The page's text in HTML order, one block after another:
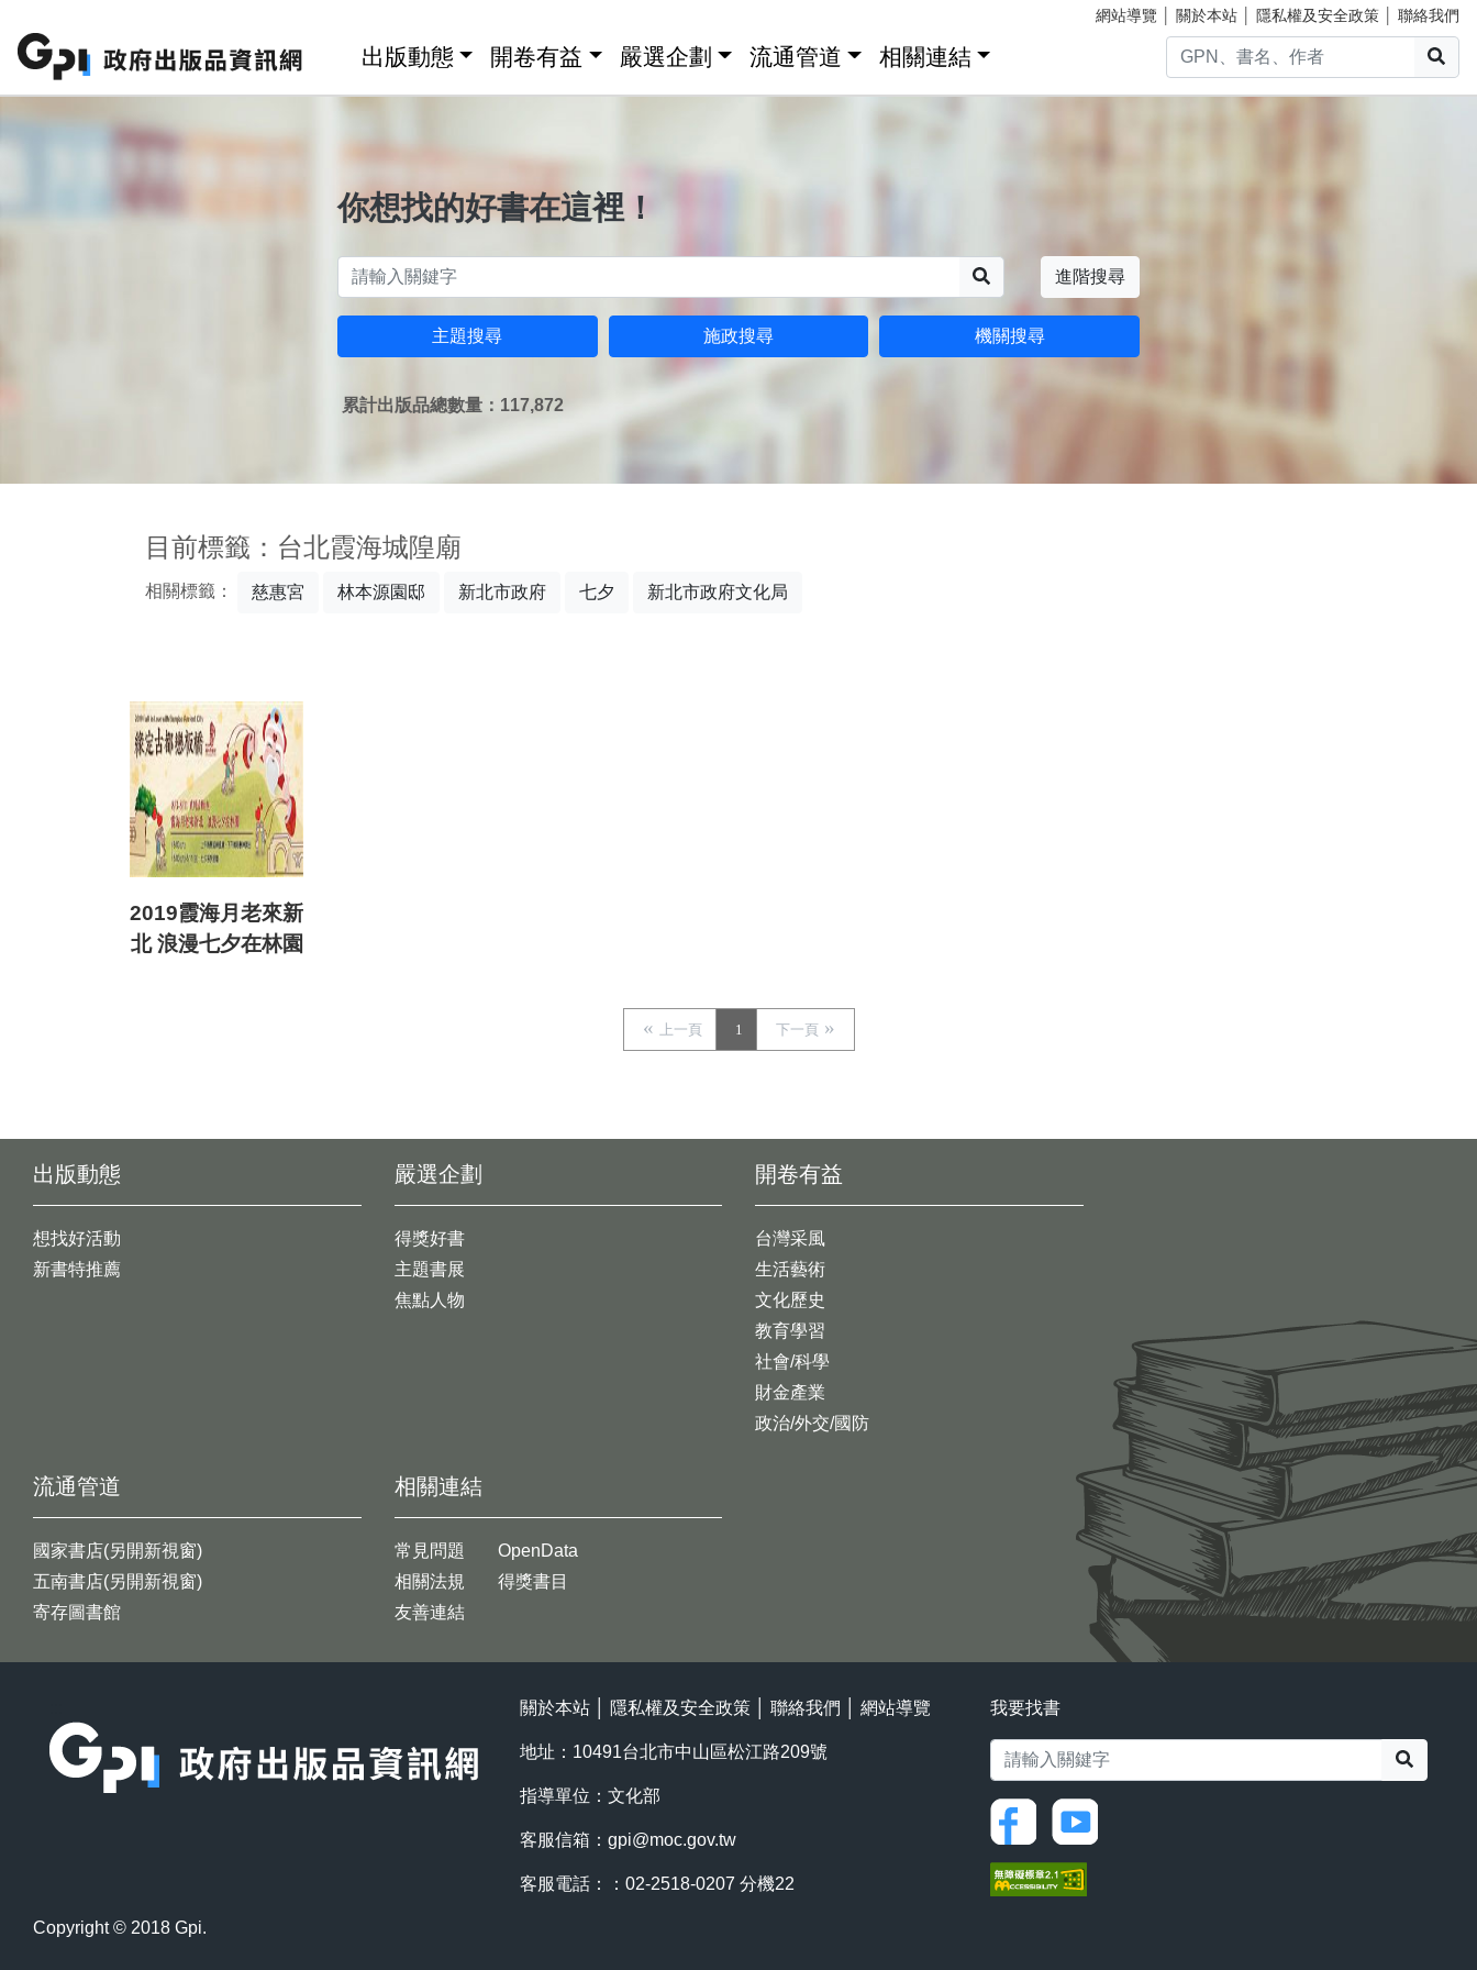
網站導覽 關於本站 隱私權及安全政策 聯絡我們
出版動態 開卷有益 嚴選企劃 流通管道 相關連結
你想找的好書在這裡！
進階搜尋
主題搜尋 施政搜尋 機關搜尋
累計出版品總數量：117,872
目前標籤：台北霞海城隍廟
相關標籤： 慈惠宮 林本源園邸 新北市政府 七夕 新北市政府文化局
2019霞海月老來新
北 浪漫七夕在林園
上一頁 1 下一頁
出版動態
想找好活動
新書特推薦
開卷有益
台灣采風
生活藝術
文化歷史
教育學習
社會/科學
財金產業
政治/外交/國防
嚴選企劃
得獎好書
主題書展
焦點人物
流通管道
國家書店(另開新視窗)
五南書店(另開新視窗)
寄存圖書館
相關連結
常見問題
相關法規
友善連結
OpenData
得獎書目
關於本站 隱私權及安全政策 聯絡我們 網站導覽
地址：10491台北市中山區松江路209號
指導單位：文化部
客服信箱： gpi@moc.gov.tw
客服電話：：02-2518-0207 分機22
我要找書
Copyright © 2018 Gpi.